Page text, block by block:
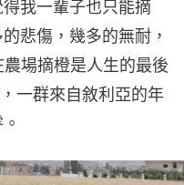
得我一輩子也只能摘
悲傷，幾多的無耐，
場摘橙是人生的最後
一群來自敘利亞的年